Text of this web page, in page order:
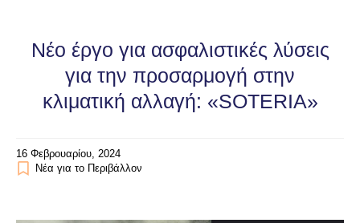
Νέο έργο για ασφαλιστικές λύσεις
για την προσαρμογή στην
κλιματική αλλαγή: «SOTERIA»
16 Φεβρουαρίου, 2024
Νέα για το Περιβάλλον